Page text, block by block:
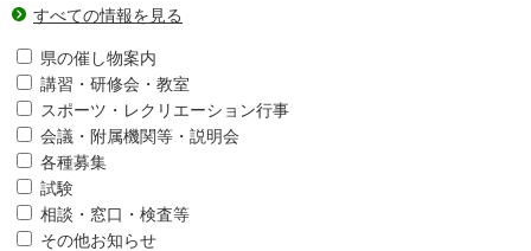
すべての情報を見る
県の催し物案内
講習・研修会・教室
スポーツ・レクリエーション行事
会議・附属機関等・説明会
各種募集
試験
相談・窓口・検査等
その他お知らせ